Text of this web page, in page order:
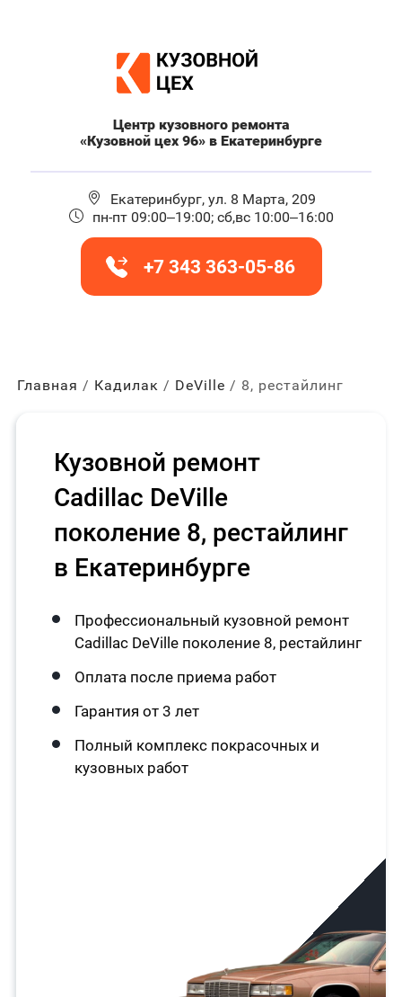
Центр кузовного ремонта
«Кузовной цех 96» в Екатеринбурге
Екатеринбург, ул. 8 Марта, 209
пн-пт 09:00–19:00; сб,вс 10:00–16:00
+7 343 363-05-86
Главная Кадилак DeVille 8, рестайлинг
Кузовной ремонт
Cadillac DeVille
поколение 8, рестайлинг
в Екатеринбурге
Профессиональный кузовной ремонт
Cadillac DeVille поколение 8, рестайлинг
Оплата после приема работ
Гарантия от 3 лет
Полный комплекс покрасочных и
кузовных работ